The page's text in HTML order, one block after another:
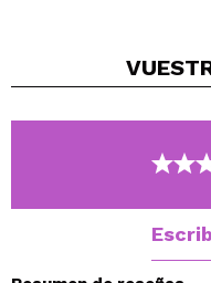
Disponible en